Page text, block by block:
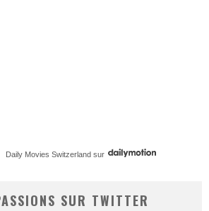
Daily Movies Switzerland sur
SUR TWITTER